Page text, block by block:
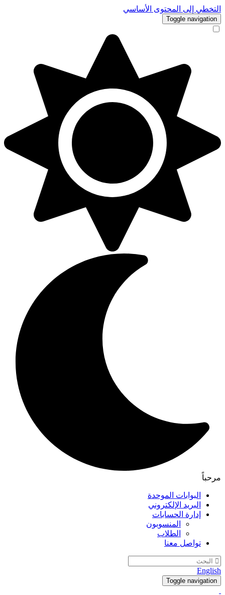
التخطي إلى المحتوى الأساسي
Toggle navigation
مرحباً
البوابات الموحدة
البريد الإلكتروني
إدارة الحسابات
المنسوبون
الطلاب
تواصل معنا
English
Toggle navigation